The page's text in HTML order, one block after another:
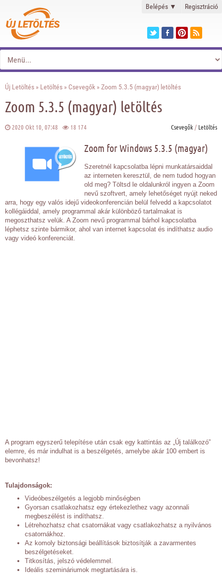
Belépés ▼ Regisztráció
Új Letöltés » Letöltés » Csevegők » Zoom 5.3.5 (magyar) letöltés
Zoom 5.3.5 (magyar) letöltés
2020 Okt 10, 07:48 18 174 Csevegők / Letöltés
Zoom for Windows 5.3.5 (magyar)
Szeretnél kapcsolatba lépni munkatársaiddal
az interneten keresztül, de nem tudod hogyan
old meg? Töltsd le oldalunkról ingyen a Zoom
nevű szoftvert, amely lehetőséget nyújt neked
arra, hogy egy valós idejű videokonferencián belül felvedd a kapcsolatot
kollégáiddal, amely programmal akár különböző tartalmakat is
megoszthatsz velük. A Zoom nevű programmal bárhol kapcsolatba
léphetsz szinte bármikor, ahol van internet kapcsolat és indíthatsz audio
vagy videó konferenciát.
A program egyszerű telepítése után csak egy kattintás az „Új találkozó”
elemre, és már indulhat is a beszélgetés, amelybe akár 100 embert is
bevonhatsz!
Tulajdonságok:
Videóbeszélgetés a legjobb minőségben
Gyorsan csatlakozhatsz egy értekezlethez vagy azonnali
megbeszélést is indíthatsz.
Létrehozhatsz chat csatornákat vagy csatlakozhatsz a nyilvános
csatornákhoz.
Az komoly biztonsági beállítások biztosítják a zavarmentes
beszélgetéseket.
Titkosítás, jelszó védelemmel.
Ideális szemináriumok megtartására is.